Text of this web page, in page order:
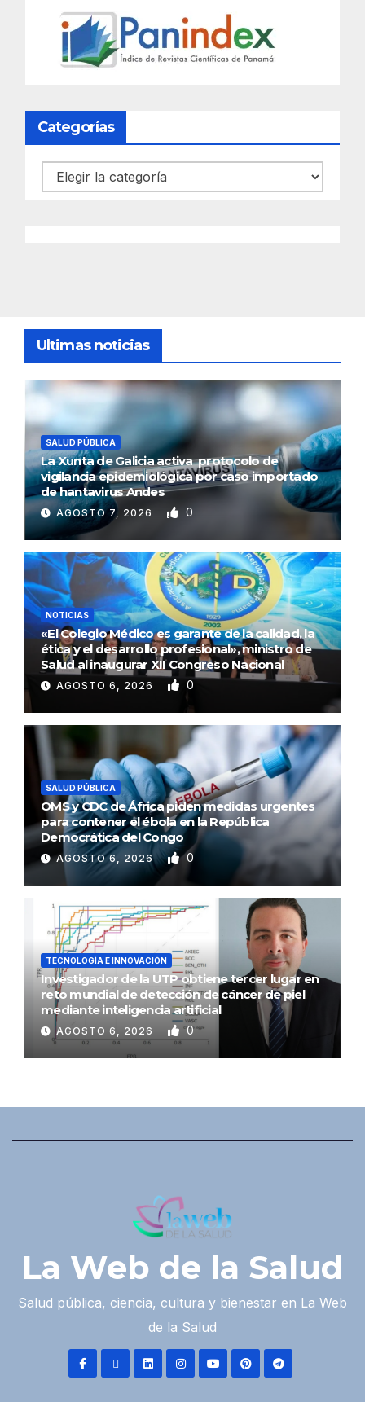
Categorías
Categorías
Ultimas noticias
SALUD PÚBLICA
La Xunta de Galicia activa protocolo de
vigilancia epidemiológica por caso importado
de hantavirus Andes
AGOSTO 7, 2026 0
NOTICIAS
«El Colegio Médico es garante de la calidad, la
ética y el desarrollo profesional», ministro de
Salud al inaugurar XII Congreso Nacional
AGOSTO 6, 2026 0
SALUD PÚBLICA
OMS y CDC de África piden medidas urgentes
para contener el ébola en la República
Democrática del Congo
AGOSTO 6, 2026 0
TECNOLOGÍA E INNOVACIÓN
Investigador de la UTP obtiene tercer lugar en
reto mundial de detección de cáncer de piel
mediante inteligencia artificial
AGOSTO 6, 2026 0
La Web de la Salud
Salud pública, ciencia, cultura y bienestar en La Web
de la Salud